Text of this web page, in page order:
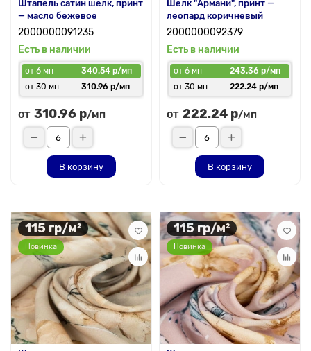
Штапель сатин шелк, принт
— масло бежевое
2000000091235
Есть в наличии
от 6 мп
340.54 р/мп
от 30 мп
310.96 р/мп
от 310.96 р/мп
В корзину
Шелк "Армани", принт —
леопард коричневый
2000000092379
Есть в наличии
от 6 мп
243.36 р/мп
от 30 мп
222.24 р/мп
от 222.24 р/мп
В корзину
115 гр/м²
Новинка
115 гр/м²
Новинка